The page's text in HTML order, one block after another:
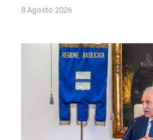
8 Agosto 2026